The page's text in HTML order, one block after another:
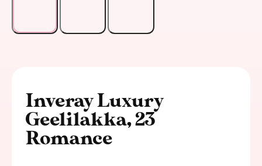
Inveray Luxury
Geelilakka, 23
Romance